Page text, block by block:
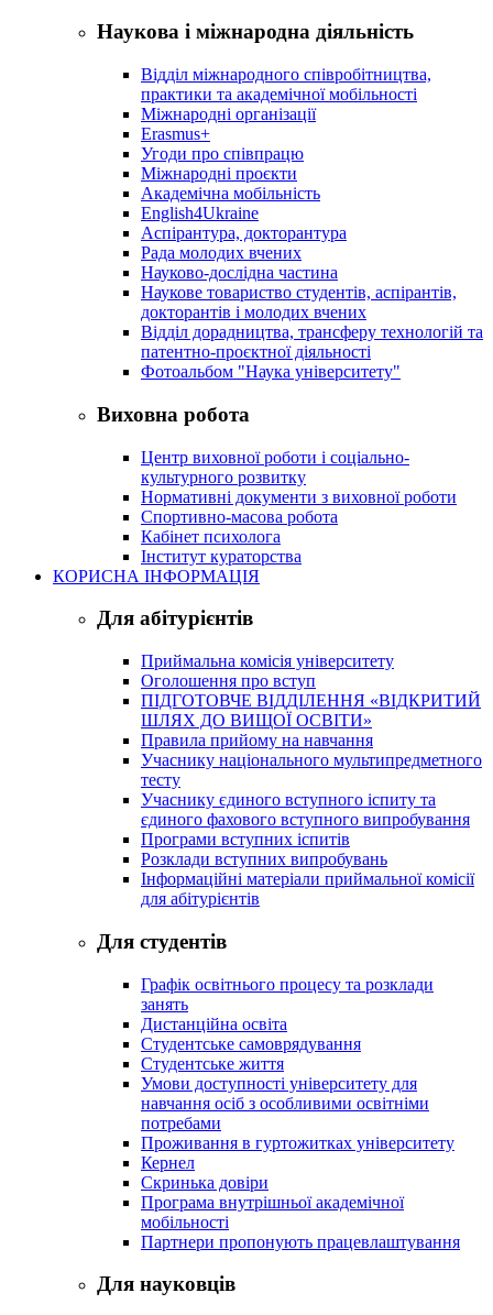
Наукова і міжнародна діяльність
Відділ міжнародного співробітництва,
практики та академічної мобільності
Міжнародні організації
Erasmus+
Угоди про співпрацю
Міжнародні проєкти
Академічна мобільність
English4Ukraine
Аспірантура, докторантура
Рада молодих вчених
Науково-дослідна частина
Наукове товариство студентів, аспірантів,
докторантів і молодих вчених
Відділ дорадництва, трансферу технологій та
патентно-проєктної діяльності
Фотоальбом "Наука університету"
Виховна робота
Центр виховної роботи і соціально-
культурного розвитку
Нормативні документи з виховної роботи
Спортивно-масова робота
Кабінет психолога
Інститут кураторства
КОРИСНА ІНФОРМАЦІЯ
Для абітурієнтів
Приймальна комісія університету
Оголошення про вступ
ПІДГОТОВЧЕ ВІДДІЛЕННЯ «ВІДКРИТИЙ
ШЛЯХ ДО ВИЩОЇ ОСВІТИ»
Правила прийому на навчання
Учаснику національного мультипредметного
тесту
Учаснику єдиного вступного іспиту та
єдиного фахового вступного випробування
Програми вступних іспитів
Розклади вступних випробувань
Інформаційні матеріали приймальної комісії
для абітурієнтів
Для студентів
Графік освітнього процесу та розклади
занять
Дистанційна освіта
Студентське самоврядування
Студентське життя
Умови доступності університету для
навчання осіб з особливими освітніми
потребами
Проживання в гуртожитках університету
Кернел
Скринька довіри
Програма внутрішньої академічної
мобільності
Партнери пропонують працевлаштування
Для науковців